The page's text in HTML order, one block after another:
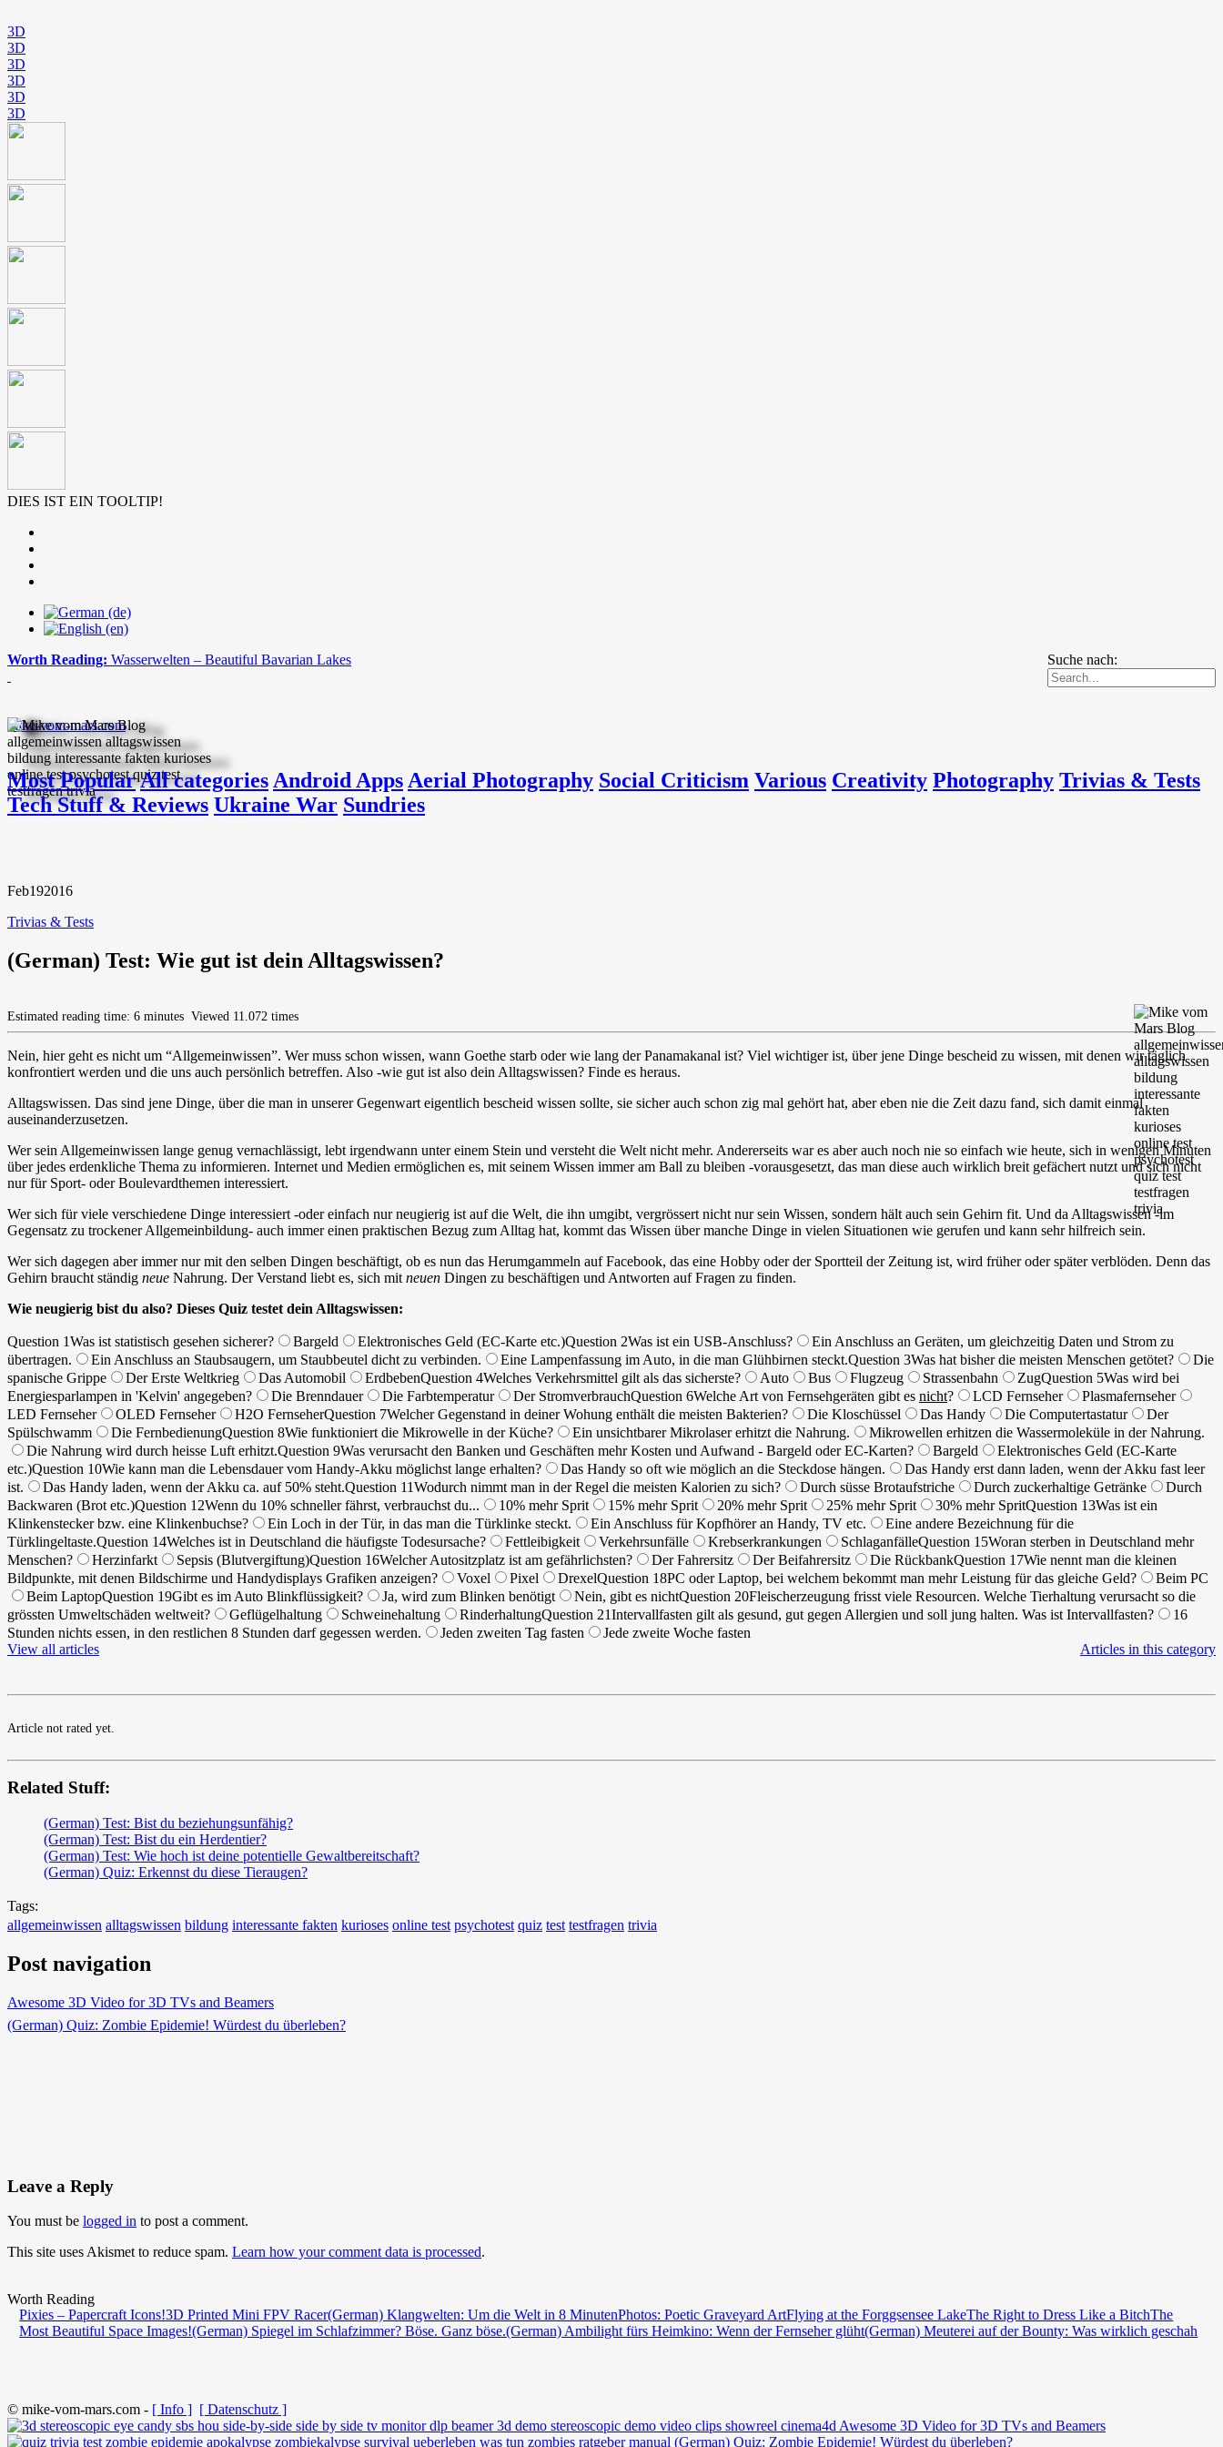
3D
3D
3D
3D
3D
3D
DIES IST EIN TOOLTIP!
Suche nach:
Worth Reading: Wasserwelten – Beautiful Bavarian Lakes
mike-vom-mars.com
Most PopularAll categories Android Apps Aerial Photography Social Criticism Various Creativity Photography Trivias & Tests
Tech Stuff & Reviews Ukraine War Sundries
Feb192016
Trivias & Tests
(German) Test: Wie gut ist dein Alltagswissen?
Estimated reading time: 6 minutes Viewed 11.072 times
Nein, hier geht es nicht um “Allgemeinwissen”. Wer muss schon wissen, wann Goethe starb oder wie lang der Panamakanal ist? Viel wichtiger ist, über jene Dinge bescheid zu wissen, mit denen wir täglich
konfrontiert werden und die uns auch persönlich betreffen. Also -wie gut ist also dein Alltagswissen? Finde es heraus.
Alltagswissen. Das sind jene Dinge, über die man in unserer Gegenwart eigentlich bescheid wissen sollte, sie sicher auch schon zig mal gehört hat, aber eben nie die Zeit dazu fand, sich damit einmal
auseinanderzusetzen.
Wer sein Allgemeinwissen lange genug vernachlässigt, lebt irgendwann unter einem Stein und versteht die Welt nicht mehr. Andererseits war es aber auch noch nie so einfach wie heute, sich in wenigen Minuten
über jedes erdenkliche Thema zu informieren. Internet und Medien ermöglichen es, mit seinem Wissen immer am Ball zu bleiben -vorausgesetzt, das man diese auch wirklich breit gefächert nutzt und sich nicht
nur für Sport- oder Boulevardthemen interessiert.
Wer sich für viele verschiedene Dinge interessiert -oder einfach nur neugierig ist auf die Welt, die ihn umgibt, vergrössert nicht nur sein Wissen, sondern hält auch sein Gehirn fit. Und da Alltagswissen -im
Gegensatz zu trockener Allgemeinbildung- auch immer einen praktischen Bezug zum Alltag hat, kommt das Wissen über manche Dinge in vielen Situationen wie gerufen und kann sehr hilfreich sein.
Wer sich dagegen aber immer nur mit den selben Dingen beschäftigt, ob es nun das Herumgammeln auf Facebook, das eine Hobby oder der Sportteil der Zeitung ist, wird früher oder später verblöden. Denn das
Gehirn braucht ständig neue Nahrung. Der Verstand liebt es, sich mit neuen Dingen zu beschäftigen und Antworten auf Fragen zu finden.
Wie neugierig bist du also? Dieses Quiz testet dein Alltagswissen:
Question 1Was ist statistisch gesehen sicherer? Bargeld Elektronisches Geld (EC-Karte etc.)Question 2Was ist ein USB-Anschluss?
Ein Anschluss an Geräten, um gleichzeitig Daten und Strom zu
übertragen.
Ein Anschluss an Staubsaugern, um Staubbeutel dicht zu verbinden. Eine Lampenfassung im Auto, in die man Glühbirnen steckt.Question 3Was hat bisher die meisten Menschen getötet?
Die
spanische Grippe
Der Erste Weltkrieg Das Automobil ErdbebenQuestion 4Welches Verkehrsmittel gilt als das sicherste? Auto Bus Flugzeug Strassenbahn ZugQuestion 5Was wird bei
Energiesparlampen in 'Kelvin' angegeben?
Die Brenndauer Die Farbtemperatur Der StromverbrauchQuestion 6Welche Art von Fernsehgeräten gibt es nicht? LCD Fernseher
Plasmafernseher
LED Fernseher
OLED Fernseher H2O FernseherQuestion 7Welcher Gegenstand in deiner Wohung enthält die meisten Bakterien? Die Kloschüssel Das Handy Die Computertastatur
Der
Spülschwamm
Die FernbedienungQuestion 8Wie funktioniert die Mikrowelle in der Küche? Ein unsichtbarer Mikrolaser erhitzt die Nahrung.
Mikrowellen erhitzen die Wassermoleküle in der Nahrung.
Die Nahrung wird durch heisse Luft erhitzt.Question 9Was verursacht den Banken und Geschäften mehr Kosten und Aufwand - Bargeld oder EC-Karten? Bargeld
Elektronisches Geld (EC-Karte
etc.)Question 10Wie kann man die Lebensdauer vom Handy-Akku möglichst lange erhalten? Das Handy so oft wie möglich an die Steckdose hängen.
Das Handy erst dann laden, wenn der Akku fast leer
ist.
Das Handy laden, wenn der Akku ca. auf 50% steht.Question 11Wodurch nimmt man in der Regel die meisten Kalorien zu sich? Durch süsse Brotaufstriche Durch zuckerhaltige Getränke
Durch
Backwaren (Brot etc.)Question 12Wenn du 10% schneller fährst, verbrauchst du... 10% mehr Sprit 15% mehr Sprit 20% mehr Sprit 25% mehr Sprit 30% mehr SpritQuestion 13Was ist ein
Klinkenstecker bzw. eine Klinkenbuchse?
Ein Loch in der Tür, in das man die Türklinke steckt. Ein Anschluss für Kopfhörer an Handy, TV etc.
Eine andere Bezeichnung für die
Türklingeltaste.Question 14Welches ist in Deutschland die häufigste Todesursache? Fettleibigkeit Verkehrsunfälle Krebserkrankungen SchlaganfälleQuestion 15Woran sterben in Deutschland mehr
Menschen?
Herzinfarkt Sepsis (Blutvergiftung)Question 16Welcher Autositzplatz ist am gefährlichsten? Der Fahrersitz Der Beifahrersitz Die RückbankQuestion 17Wie nennt man die kleinen
Bildpunkte, mit denen Bildschirme und Handydisplays Grafiken anzeigen?
Voxel Pixel DrexelQuestion 18PC oder Laptop, bei welchem bekommt man mehr Leistung für das gleiche Geld?
Beim PC
Beim LaptopQuestion 19Gibt es im Auto Blinkflüssigkeit? Ja, wird zum Blinken benötigt Nein, gibt es nichtQuestion 20Fleischerzeugung frisst viele Resourcen. Welche Tierhaltung verursacht so die
grössten Umweltschäden weltweit?
Geflügelhaltung Schweinehaltung RinderhaltungQuestion 21Intervallfasten gilt als gesund, gut gegen Allergien und soll jung halten. Was ist Intervallfasten?
16
Stunden nichts essen, in den restlichen 8 Stunden darf gegessen werden.
Jeden zweiten Tag fasten
Jede zweite Woche fasten
View all articles
Articles in this category
Article not rated yet.
Related Stuff:
(German) Test: Bist du beziehungsunfähig?
(German) Test: Bist du ein Herdentier?
(German) Test: Wie hoch ist deine potentielle Gewaltbereitschaft?
(German) Quiz: Erkennst du diese Tieraugen?
Tags:
allgemeinwissen alltagswissen bildung interessante fakten kurioses online test psychotest quiz test testfragen trivia
Post navigation
Awesome 3D Video for 3D TVs and Beamers
(German) Quiz: Zombie Epidemie! Würdest du überleben?
Leave a Reply
You must be logged in to post a comment.
This site uses Akismet to reduce spam. Learn how your comment data is processed.
Worth Reading
Pixies – Papercraft Icons!3D Printed Mini FPV Racer(German) Klangwelten: Um die Welt in 8 MinutenPhotos: Poetic Graveyard ArtFlying at the Forggsensee LakeThe Right to Dress Like a BitchThe
Most Beautiful Space Images!(German) Spiegel im Schlafzimmer? Böse. Ganz böse.(German) Ambilight fürs Heimkino: Wenn der Fernseher glüht(German) Meuterei auf der Bounty: Was wirklich geschah
© mike-vom-mars.com - [ Info ] [ Datenschutz ]
Awesome 3D Video for 3D TVs and Beamers
(German) Quiz: Zombie Epidemie! Würdest du überleben?